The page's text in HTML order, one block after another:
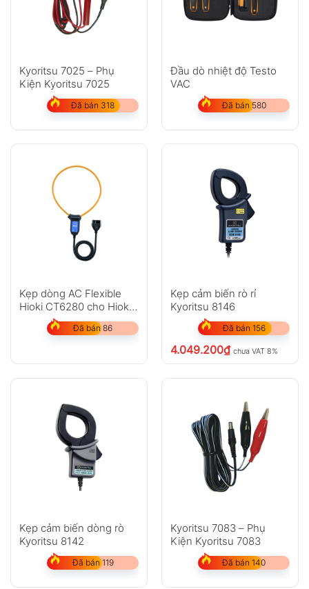
Kyoritsu 7025 – Phụ
Kiện Kyoritsu 7025
Đã bán 318
Đầu dò nhiệt độ Testo
VAC
Đã bán 580
Kẹp dòng AC Flexible
Hioki CT6280 cho Hioki
3280-10F
Đã bán 86
Kẹp cảm biến rò rỉ
Kyoritsu 8146
Đã bán 156
4.049.200₫ chưa VAT 8%
Kẹp cảm biến dòng rò
Kyoritsu 8142
Đã bán 119
Kyoritsu 7083 – Phụ
Kiện Kyoritsu 7083
Đã bán 140